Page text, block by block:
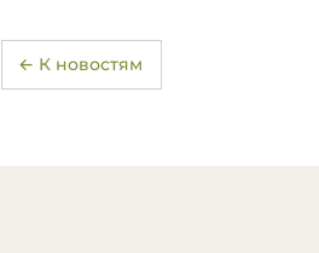
← К новостям